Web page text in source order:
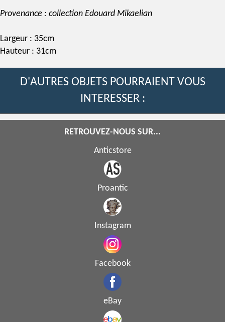
Provenance : collection Edouard Mikaelian
Largeur : 35cm
Hauteur : 31cm
D'AUTRES OBJETS POURRAIENT VOUS
INTERESSER :
RETROUVEZ-NOUS SUR...
Anticstore
Proantic
Instagram
Facebook
eBay